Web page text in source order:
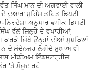
ਸਿੰਘ ਮਾਨ ਦੀ ਅਗਵਾਈ ਵਾਲੀ
ਦੁਆਰ’ ਮੁਹਿੰਮ ਤਹਿਤ ਡਿਪਟੀ
ਅਨੁਸਾਰ ਵਧੀਕ ਡਿਪਟੀ
ਵੱਲੋਂ ਜ਼ਿਲ੍ਹੇ ਦੇ ਵਪਾਰੀਆਂ,
ਕਰਕੇ ਜਿੱਥੇ ਉਨ੍ਹਾਂ ਦੀਆਂ ਮੁਸ਼ਕਿਲਾਂ
ਦੇ ਮੱਦੇਨਜ਼ਰ ਲੋੜੀਦੇ ਸੁਝਾਅ ਵੀ
ਮੀਡੀਅਮ ਇੰਡਸਟਰ੍ਰੀਜ਼
'ਤੇ ਮੌਜੂਦ ਰਹੇ।